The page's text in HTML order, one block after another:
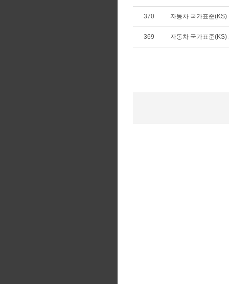
370 자동차 국가표준
369 자동차 국가표준